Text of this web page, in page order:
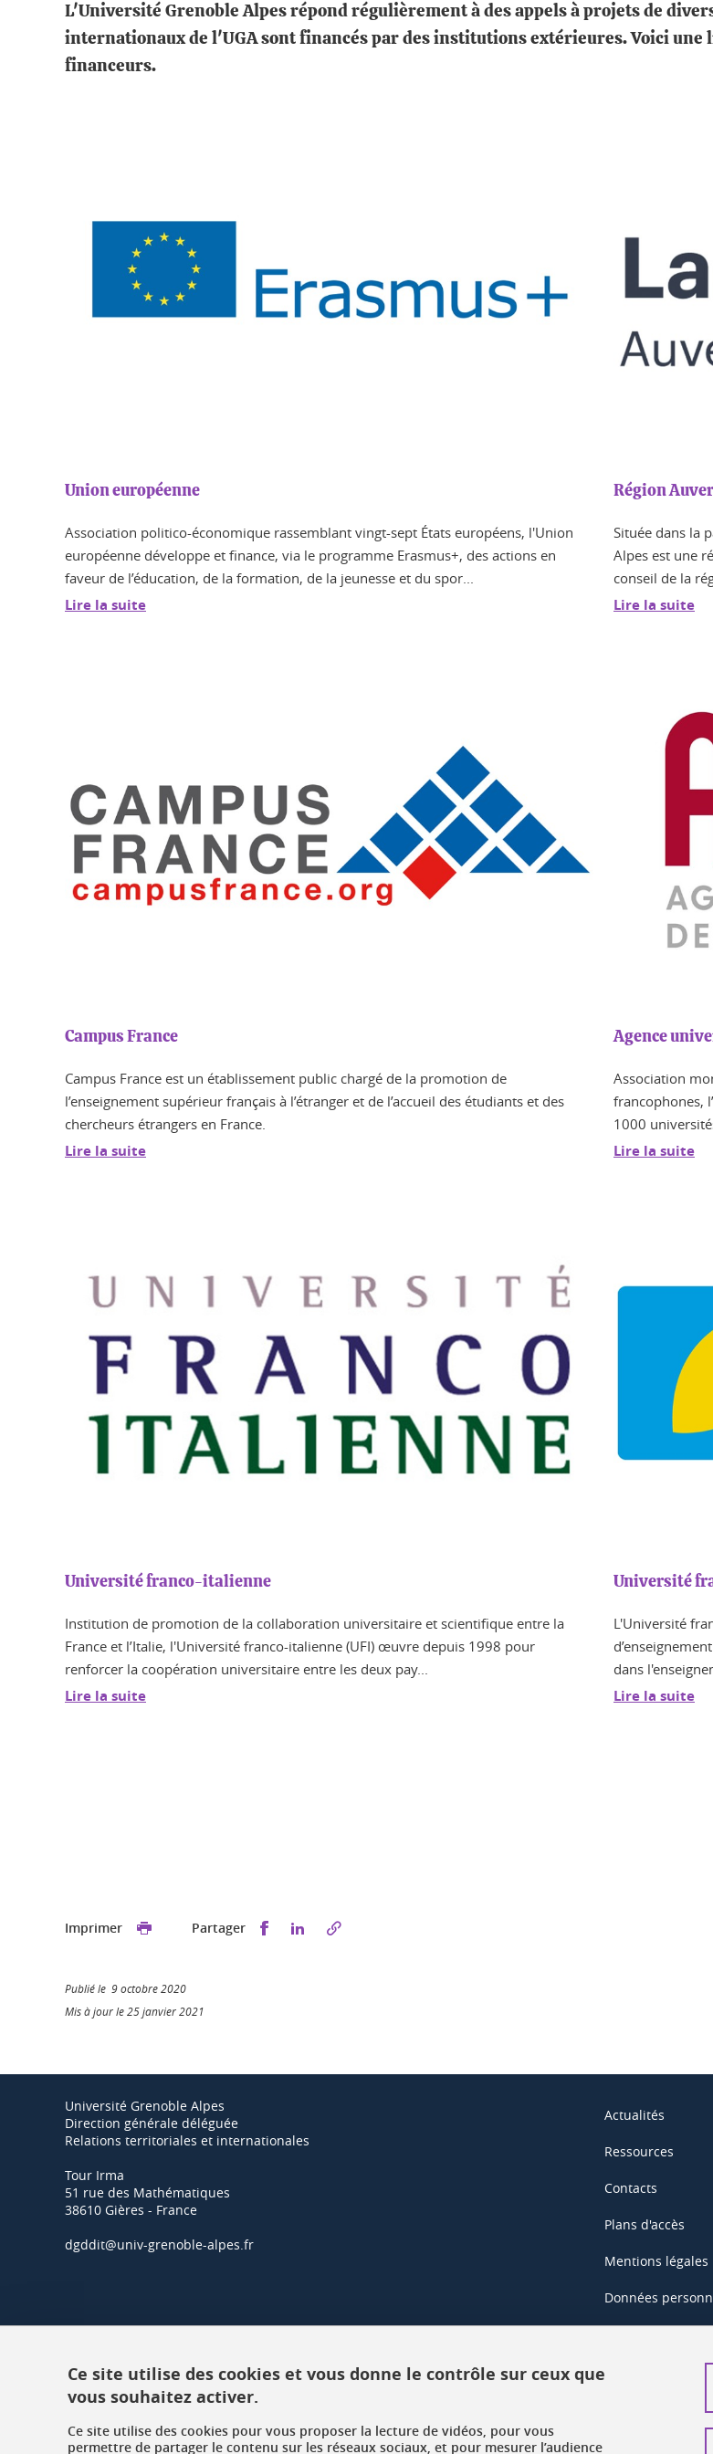
L'Université Grenoble Alpes répond régulièrement à des appels à projets de
internationaux de l'UGA sont financés par des institutions extérieures. Voici une
financeurs.
Union européenne
Association politico-économique rassemblant vingt-sept États européens, l'Union
européenne développe et finance, via le programme Erasmus+, des actions en
faveur de l’éducation, de la formation, de la jeunesse et du spor...
Lire la suite
Région
Située dans la
Alpes est une
conseil de la
Lire la suite
Campus France
Campus France est un établissement public chargé de la promotion de
l’enseignement supérieur français à l’étranger et de l’accueil des étudiants et des
chercheurs étrangers en France.
Lire la suite
Agence
Association
francophones,
1000
Lire la suite
Université franco-italienne
Institution de promotion de la collaboration universitaire et scientifique entre la
France et l’Italie, l'Université franco-italienne (UFI) œuvre depuis 1998 pour
renforcer la coopération universitaire entre les deux pay...
Lire la suite
Université
L'Université
dans
Lire la suite
Imprimer Partager Partager sur Facebook
Partager sur LinkedIn
Publié le 9 octobre 2020
Mis à jour le 25 janvier 2021
Université Grenoble Alpes
Direction générale déléguée
Relations territoriales et internationales
Tour Irma
51 rue des Mathématiques
38610 Gières - France
dgddit@univ-grenoble-alpes.fr
Actualités
Ressources
Contacts
Plans d'accès
Mentions légales
Données
Gestion des
Ce site utilise des cookies et vous donne le contrôle sur ceux que
vous souhaitez activer.
Ce site utilise des cookies pour vous proposer la lecture de vidéos, pour vous
permettre de partager le contenu sur les réseaux sociaux, et pour mesurer l’audience